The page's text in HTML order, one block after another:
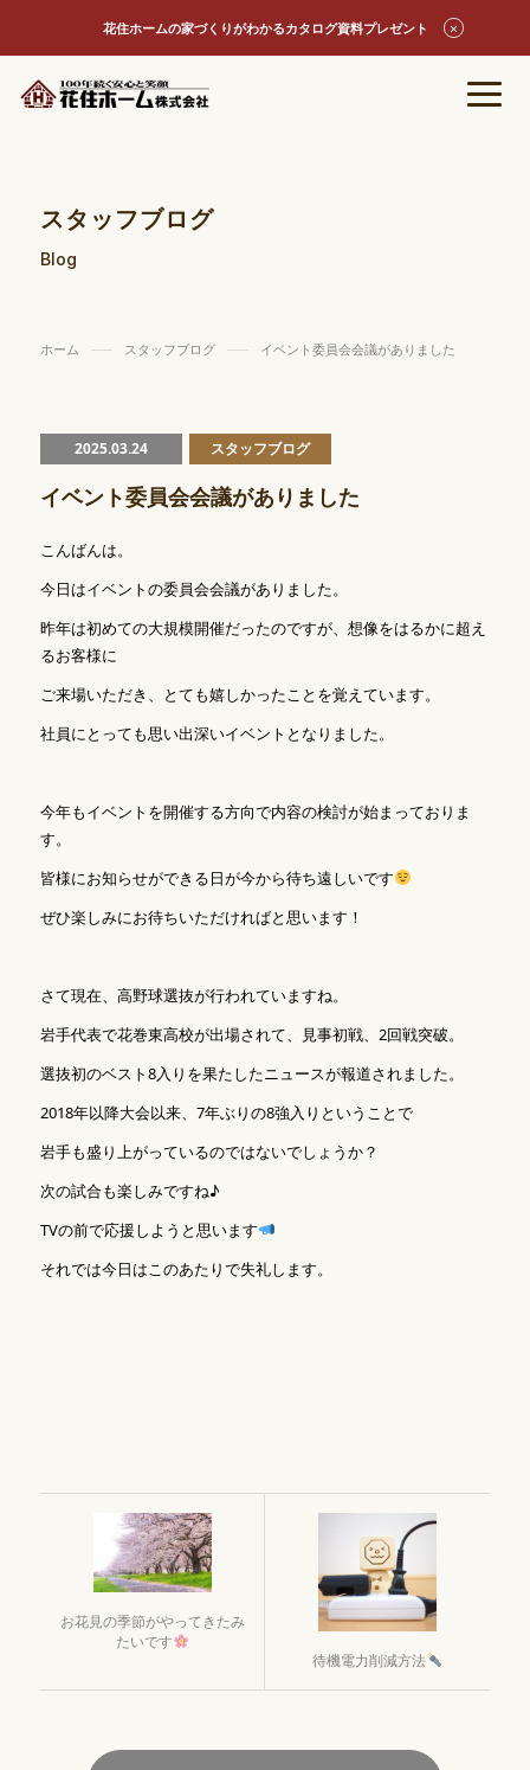
花住ホームの家づくりがわかるカタログ資料プレゼント
スタッフブログ
Blog
ホーム スタッフブログ イベント委員会会議がありました
2025.03.24 スタッフブログ
イベント委員会会議がありました
こんばんは。
今日はイベントの委員会会議がありました。
昨年は初めての大規模開催だったのですが、想像をはるかに超え
るお客様に
ご来場いただき、とても嬉しかったことを覚えています。
社員にとっても思い出深いイベントとなりました。
今年もイベントを開催する方向で内容の検討が始まっておりま
す。
皆様にお知らせができる日が今から待ち遠しいです
ぜひ楽しみにお待ちいただければと思います！
さて現在、高野球選抜が行われていますね。
岩手代表で花巻東高校が出場されて、見事初戦、2回戦突破。
選抜初のベスト8入りを果たしたニュースが報道されました。
2018年以降大会以来、7年ぶりの8強入りということで
岩手も盛り上がっているのではないでしょうか？
次の試合も楽しみですね♪
TVの前で応援しようと思います
それでは今日はこのあたりで失礼します。
お花見の季節がやってきたみ
たいです
待機電力削減方法